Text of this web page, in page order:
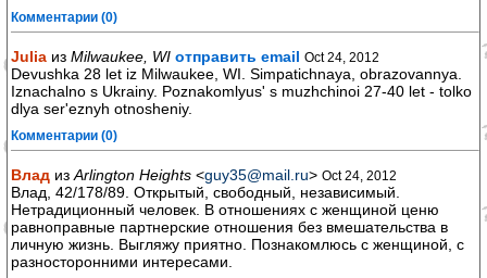
Комментарии (0)
Julia из Milwaukee, WI отправить email Oct 24, 2012
Devushka 28 let iz Milwaukee, WI. Simpatichnaya, obrazovannya.
Iznachalno s Ukrainy. Poznakomlyus' s muzhchinoi 27-40 let - tolko
dlya ser'eznyh otnosheniy.
Комментарии (0)
Влад из Arlington Heights <guy35@mail.ru> Oct 24, 2012
Влад, 42/178/89. Открытый, свободный, независимый.
Нетрадиционный человек. В отношениях с женщиной ценю
равноправные партнерские отношения без вмешательства в
личную жизнь. Выгляжу приятно. Познакомлюсь с женщиной, с
разносторонними интересами.